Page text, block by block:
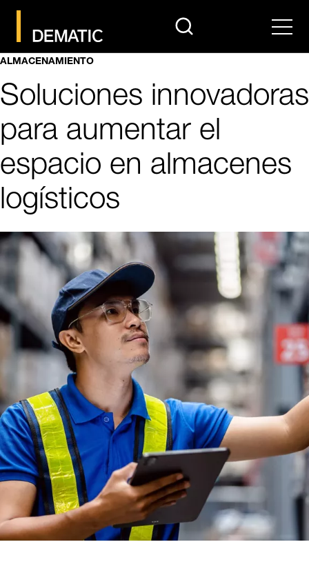
search Menu
ALMACENAMIENTO
Soluciones innovadoras
para aumentar el
espacio en almacenes
logísticos